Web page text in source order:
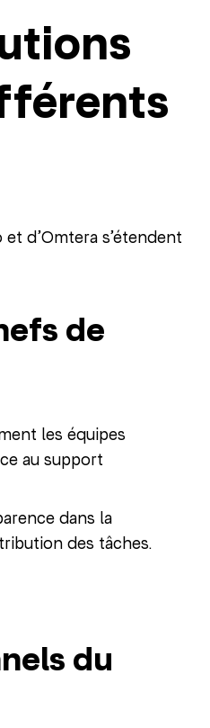
d’Omtera s’étendent
de
les équipes
au support
dans la
des tâches.
du